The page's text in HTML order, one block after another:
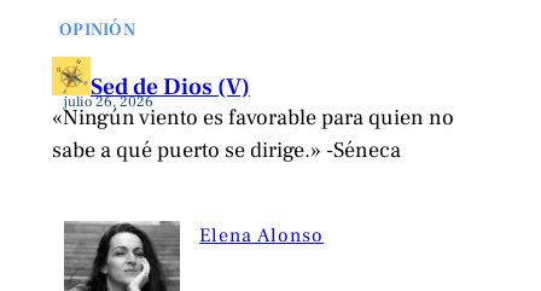
OPINIÓN
Sed de Dios (V)
julio 26, 2026
«Ningún viento es favorable para quien no
sabe a qué puerto se dirige.» -Séneca
Elena Alonso